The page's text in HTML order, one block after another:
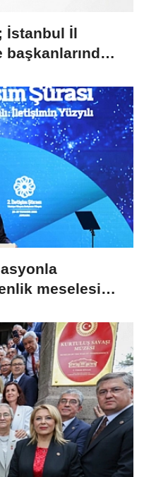
İstanbul İl
meselesi